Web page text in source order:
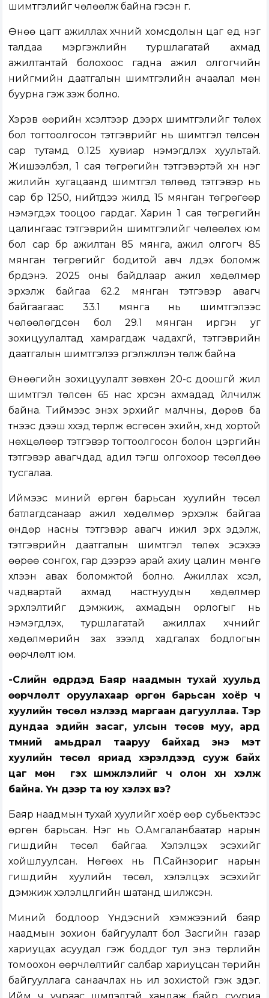
шимтгэлийг чөлөөлж байна гэсэн үг.
Өнөө цагт ажиллах хүчний хомсдолын цаг үед нэг
талдаа мэргэжлийн туршлагатай ахмад
ажилтантай болохоос гадна ажил олгогчийн
нийгмийн даатгалын шимтгэлийн ачаалал мөн
буурна гэж үзэж болно.
Хэрэв өөрийн хүсэлтээр дээрх шимтгэлийг төлөх
бол тогтоолгосон тэтгэврийг нь шимтгэл төлсөн
сар тутамд 0.125 хувиар нэмэгдүүлэх хуультай.
Жишээлбэл, 1 сая төгрөгийн тэтгэвэртэй хүн нэг
жилийн хугацаанд шимтгэл төлөөд тэтгэвэр нь
сар бүр 1250, нийтдээ жилд 15 мянган төгрөгөөр
нэмэгдэх тооцоо гардаг. Харин 1 сая төгрөгийн
цалингаас тэтгэврийн шимтгэлийг чөлөөлөх юм
бол сар бүр ажилтан 85 мянга, ажил олгогч 85
мянган төгрөгийг бодитой авч үлдэх боломж
бүрдэнэ. 2025 оны байдлаар ажил хөдөлмөр
эрхэлж байгаа 62.2 мянган тэтгэвэр авагч
байгаагаас 33.1 мянга нь шимтгэлээс
чөлөөлөгдсөн бол 29.1 мянган иргэн уг
зохицуулалтад хамрагдаж чадахгүй, тэтгэврийн
даатгалын шимтгэлээ үргэлжлүүлэн төлж байна
Өнөөгийн зохицуулалт зөвхөн 20-с доошгүй жил
шимтгэл төлсөн 65 нас хүрсэн ахмадад үйлчилж
байна. Тиймээс энэхүү эрхийг малчны, дөрөв ба
түүнээс дээш хүүхэд төрүүлж өсгөсөн эхийн, хүнд хортой
нөхцөлөөр тэтгэвэр тогтоолгосон болон цэргийн
тэтгэвэр авагчдад адил тэгш олгохоор төсөлдөө
тусгалаа.
Иймээс миний өргөн барьсан хуулийн төсөл
батлагдсанаар ажил хөдөлмөр эрхэлж байгаа
өндөр насны тэтгэвэр авагч ижил эрх эдэлж,
тэтгэврийн даатгалын шимтгэл төлөх эсэхээ
өөрөө сонгох, гар дээрээ арай ахиу цалин мөнгө
хүлээн авах боломжтой болно. Ажиллах хүсэл,
чадвартай ахмад настнуудын хөдөлмөр
эрхлэлтийг дэмжиж, ахмадын орлогыг нь
нэмэгдүүлэх, туршлагатай ажиллах хүчнийг
хөдөлмөрийн зах зээлд хадгалах бодлогын
өөрчлөлт юм.
-Сүүлийн өдрүүдэд Баяр наадмын тухай хуульд
өөрчлөлт оруулахаар өргөн барьсан хоёр ч
хуулийн төсөл нэлээд маргаан дагууллаа. Тэр
дундаа эдийн засаг, улсын төсөв муу, ард
түмний амьдрал тааруу байхад энэ мэт
хуулийн төсөл яриад хэрэлдээд сууж байх
цаг мөн үү гэх шүүмжлэлийг ч олон хүн хэлж
байна. Үүн дээр та юу хэлэх вэ?
Баяр наадмын тухай хуулийг хоёр өөр субьектээс
өргөн барьсан. Нэг нь О.Амгаланбаатар нарын
гишүүдийн төсөл байгаа. Хэлэлцэх эсэхийг
хойшлуулсан. Нөгөөх нь П.Сайнзориг нарын
гишүүдийн хуулийн төсөл, хэлэлцэх эсэхийг
дэмжиж хэлэлцүүлгийн шатанд шилжсэн.
Миний бодлоор Үндэсний хэмжээний баяр
наадмын зохион байгуулалт бол Засгийн газар
хариуцах асуудал гэж боддог тул энэ төрлийн
томоохон өөрчлөлтийг салбар хариуцсан төрийн
байгууллага санаачлах нь илүү зохистой гэж үздэг.